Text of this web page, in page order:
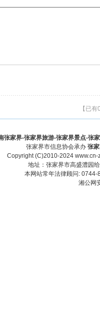
【已
张家界-张家界旅游-张家界景点-张
张家界市信息协会承办 张
Copyright (C)2010-2024
地址：张家界市高盛澧园
本网站常年法律顾问:
湘公网